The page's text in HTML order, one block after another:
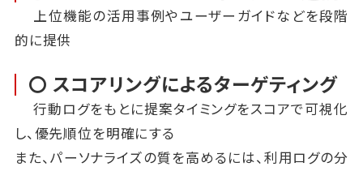
上位機能の活用事例やユーザーガイドなどを段階
的に提供
〇 スコアリングによるターゲティング
行動ログをもとに提案タイミングをスコアで可視化
し、優先順位を明確にする
また、パーソナライズの質を高めるには、利用ログの分